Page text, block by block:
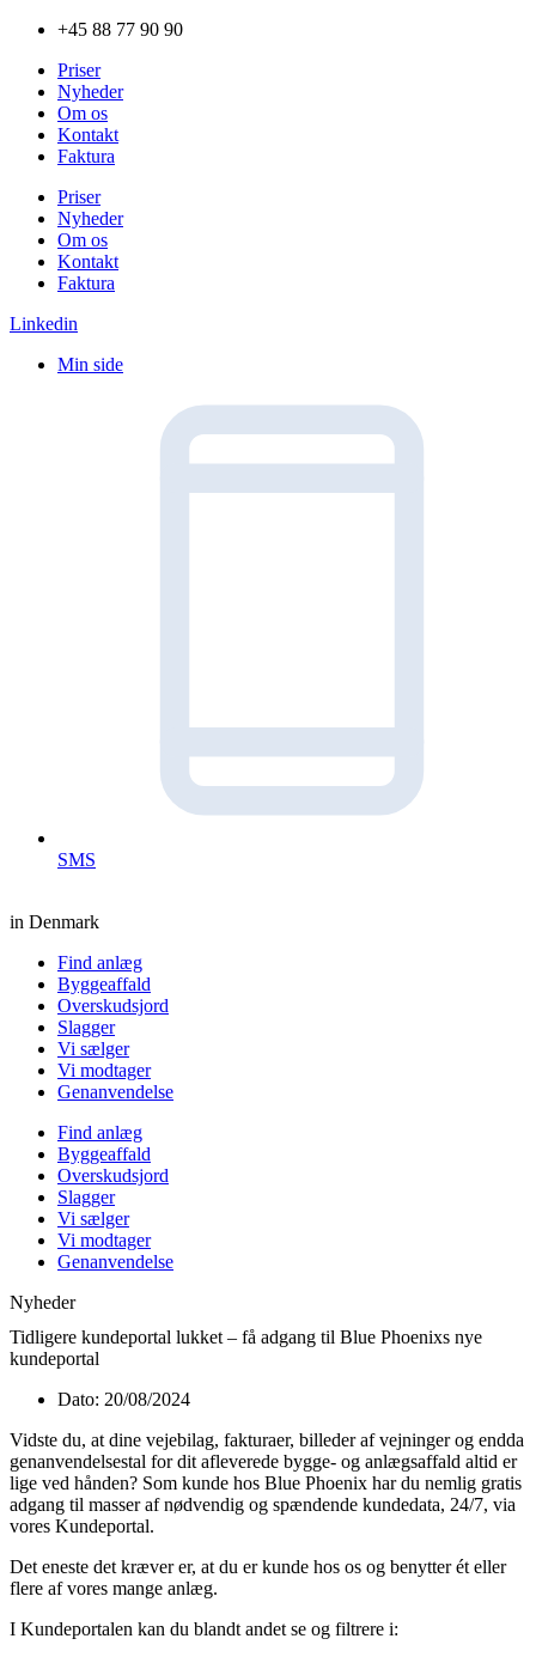
Videre
indhold
+45 88 77 90 90
Priser
Nyheder
Om os
Kontakt
Faktura
Priser
Nyheder
Om os
Kontakt
Faktura
Linkedin
Min side
SMS
in Denmark
Find anlæg
Byggeaffald
Overskudsjord
Slagger
Vi sælger
Vi modtager
Genanvendelse
Find anlæg
Byggeaffald
Overskudsjord
Slagger
Vi sælger
Vi modtager
Genanvendelse
Nyheder
Tidligere kundeportal lukket – få adgang til Blue Phoenixs nye
kundeportal
Dato: 20/08/2024
Vidste du, at dine vejebilag, fakturaer, billeder af vejninger og endda
genanvendelsestal for dit afleverede bygge- og anlægsaffald altid er
lige ved hånden? Som kunde hos Blue Phoenix har du nemlig gratis
adgang til masser af nødvendig og spændende kundedata, 24/7, via
vores Kundeportal.
Det eneste det kræver er, at du er kunde hos os og benytter ét eller
flere af vores mange anlæg.
I Kundeportalen kan du blandt andet se og filtrere i: